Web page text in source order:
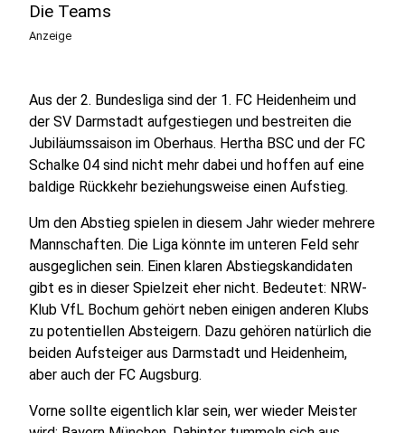
Die Teams
Anzeige
Aus der 2. Bundesliga sind der 1. FC Heidenheim und
der SV Darmstadt aufgestiegen und bestreiten die
Jubiläumssaison im Oberhaus. Hertha BSC und der FC
Schalke 04 sind nicht mehr dabei und hoffen auf eine
baldige Rückkehr beziehungsweise einen Aufstieg.
Um den Abstieg spielen in diesem Jahr wieder mehrere
Mannschaften. Die Liga könnte im unteren Feld sehr
ausgeglichen sein. Einen klaren Abstiegskandidaten
gibt es in dieser Spielzeit eher nicht. Bedeutet: NRW-
Klub VfL Bochum gehört neben einigen anderen Klubs
zu potentiellen Absteigern. Dazu gehören natürlich die
beiden Aufsteiger aus Darmstadt und Heidenheim,
aber auch der FC Augsburg.
Vorne sollte eigentlich klar sein, wer wieder Meister